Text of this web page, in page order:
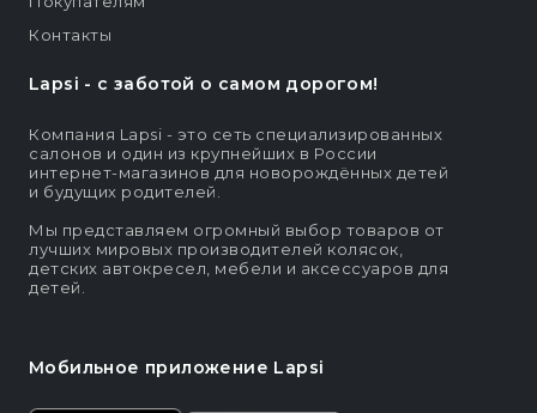
Lapsi - c заботой о самом дорогом!
Компания Lapsi - это сеть специализированных
салонов и один из крупнейших в России
интернет-магазинов для новорождённых детей
и будущих родителей.
Мы представляем огромный выбор товаров от
лучших мировых производителей колясок,
детских автокресел, мебели и аксессуаров для
детей.
Мобильное приложение Lapsi
Контакты